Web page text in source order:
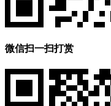
微信扫一扫打赏